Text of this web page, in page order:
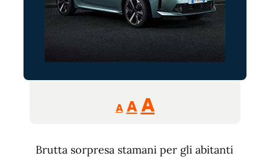
A
Reducir
tamaño
A Restablecer
de
AAumentar
Brutta sorpresa stamani per gli abitanti